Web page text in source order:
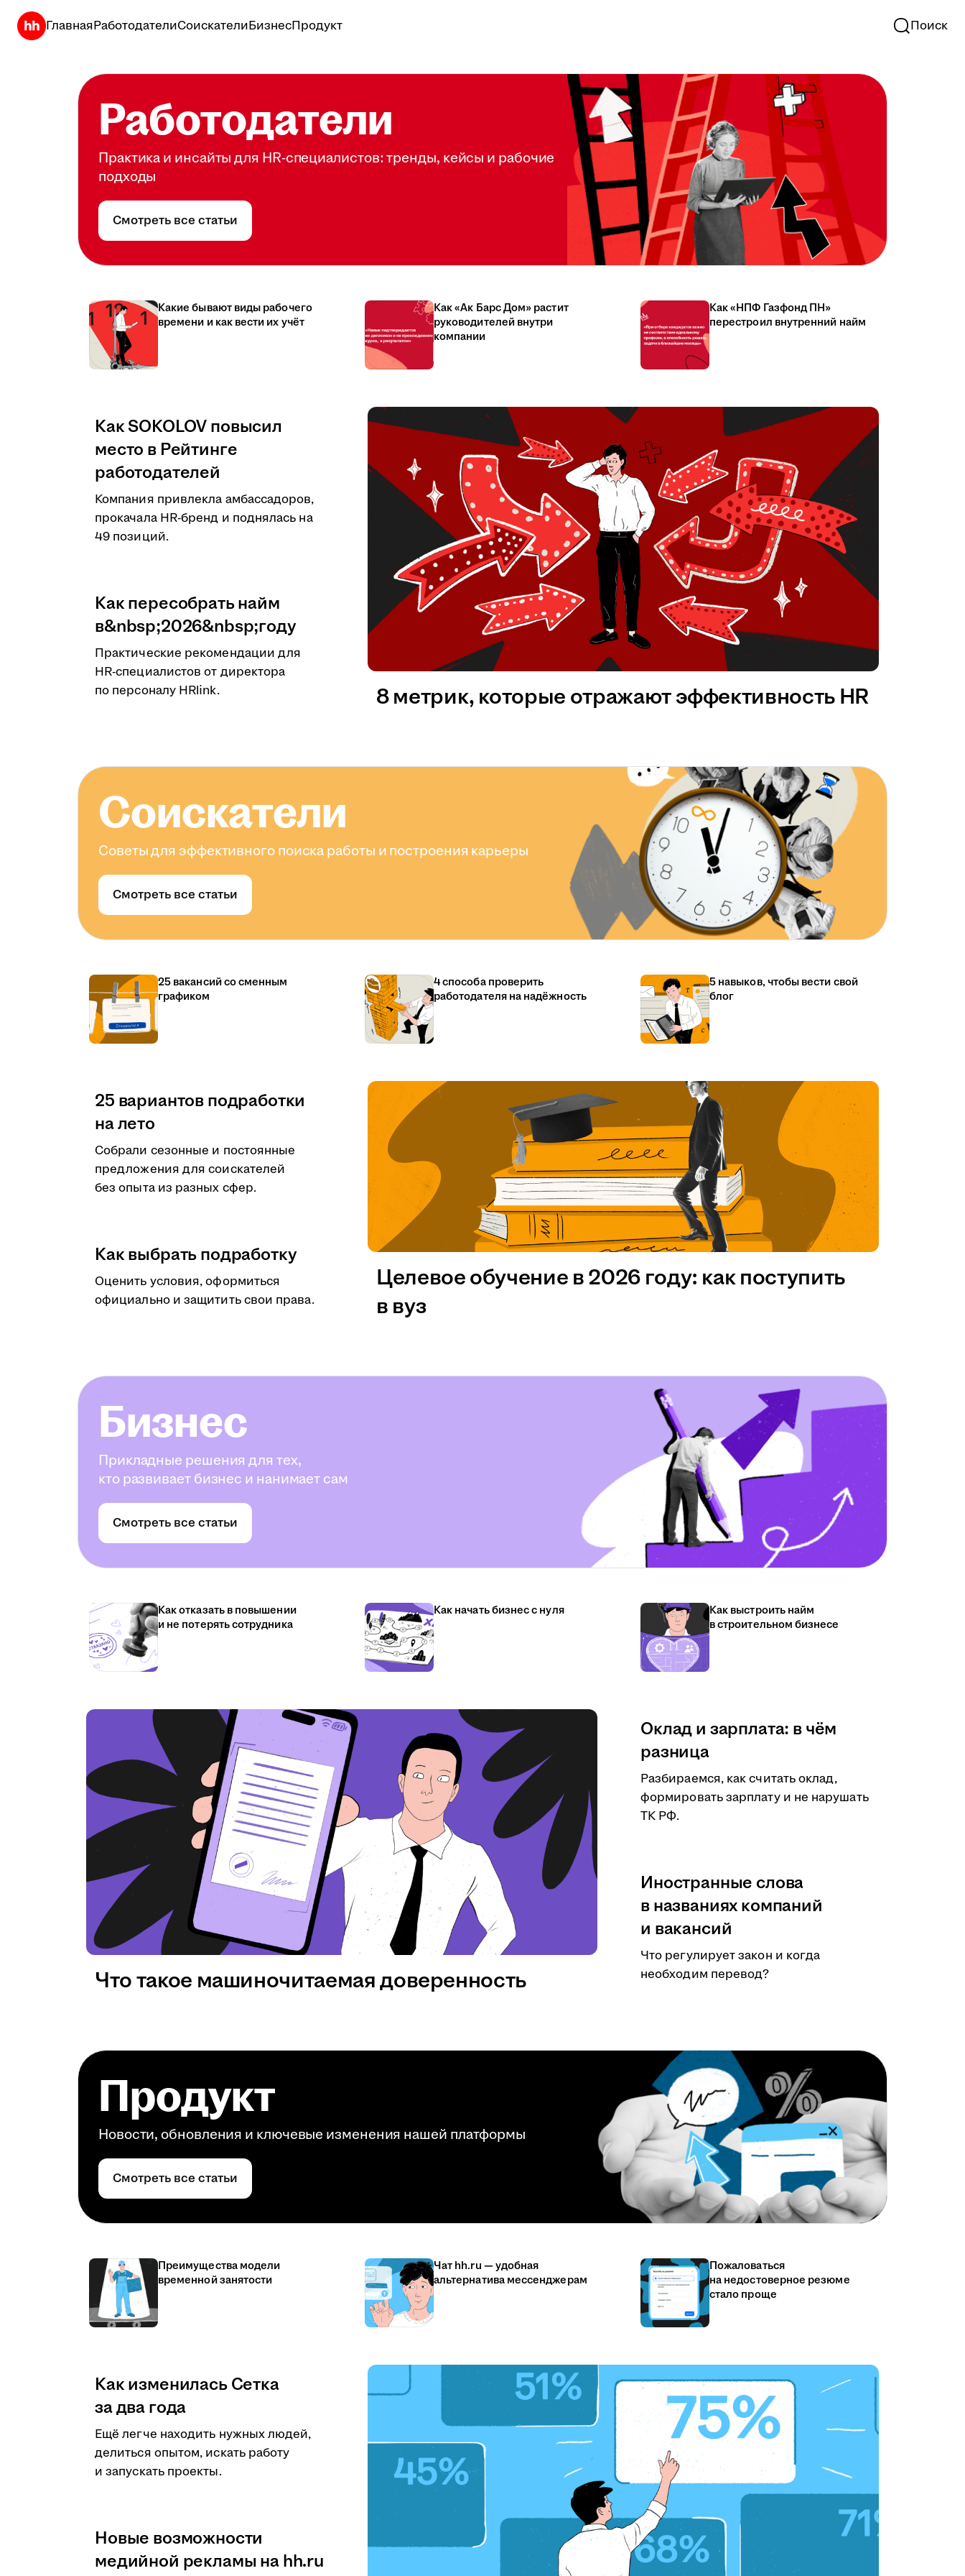
ГлавнаяРаботодателиСоискателиБизнесПродукт Поиск
Работодатели
Практика и инсайты для HR-специалистов: тренды, кейсы и рабочие
подходы
Смотреть все статьи
Какие бывают виды рабочего
времени и как вести их учёт
Как «Ак Барс Дом» растит
руководителей внутри
компании
Как «НПФ Газфонд ПН»
перестроил внутренний найм
Как SOKOLOV повысил
место в Рейтинге
работодателей
Компания привлекла амбассадоров,
прокачала HR-бренд и поднялась на
49 позиций.
Как пересобрать найм
в&nbsp;2026&nbsp;году
Практические рекомендации для
HR-специалистов от директора
по персоналу HRlink.
8 метрик, которые отражают эффективность HR
Соискатели
Советы для эффективного поиска работы и построения карьеры
Смотреть все статьи
25 вакансий со сменным
графиком
4 способа проверить
работодателя на надёжность
5 навыков, чтобы вести свой
блог
25 вариантов подработки
на лето
Собрали сезонные и постоянные
предложения для соискателей
без опыта из разных сфер.
Как выбрать подработку
Оценить условия, оформиться
официально и защитить свои права.
Целевое обучение в 2026 году: как поступить
в вуз
Бизнес
Прикладные решения для тех,
кто развивает бизнес и нанимает сам
Смотреть все статьи
Как отказать в повышении
и не потерять сотрудника
Как начать бизнес с нуля
Как выстроить найм
в строительном бизнесе
Оклад и зарплата: в чём
разница
Разбираемся, как считать оклад,
формировать зарплату и не нарушать
ТК РФ.
Иностранные слова
в названиях компаний
и вакансий
Что регулирует закон и когда
необходим перевод?
Что такое машиночитаемая доверенность
Продукт
Новости, обновления и ключевые изменения нашей платформы
Смотреть все статьи
Преимущества модели
временной занятости
Чат hh.ru — удобная
альтернатива мессенджерам
Пожаловаться
на недостоверное резюме
стало проще
Как изменилась Сетка
за два года
Ещё легче находить нужных людей,
делиться опытом, искать работу
и запускать проекты.
Новые возможности
медийной рекламы на hh.ru